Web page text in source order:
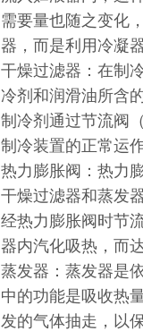
需要量也随之变化
器，而是利用冷凝
干燥过滤器：在制
冷剂和润滑油所含
制冷剂通过节流阀
制冷装置的正常运
热力膨胀阀：热力
干燥过滤器和蒸发
经热力膨胀阀时节
器内汽化吸热，而
蒸发器：蒸发器是
中的功能是吸收热
发的气体抽走，以